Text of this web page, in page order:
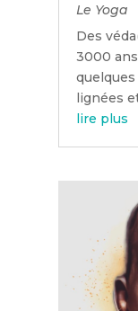
Le Yoga
Des
3000
quelques
lignées
lire plus